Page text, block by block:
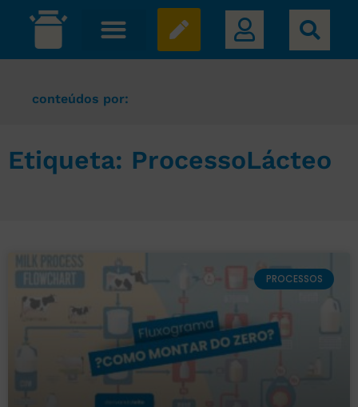
conteúdos por:
Etiqueta: ProcessoLácteo
PROCESSOS